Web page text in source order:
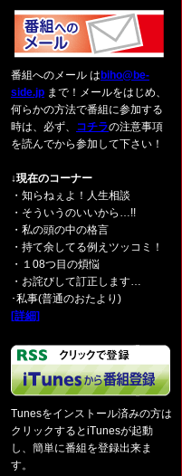
番組へのメール は biho@be-
side.jp まで！メールをはじめ、
何らかの方法で番組に参加する
時は、必ず、 コチラの注意事項
を読んでから参加して下さい！
↓現在のコーナー
・知らねぇよ！人生相談
・そういうのいいから…!!
・私の頭の中の格言
・持て余してる例えツッコミ！
・１08つ目の煩悩
・お詫びして訂正します…
･私事(普通のおたより)
[詳細]
Tunesをインストール済みの方は
クリックするとiTunesが起動
し、簡単に番組を登録出来ま
す。